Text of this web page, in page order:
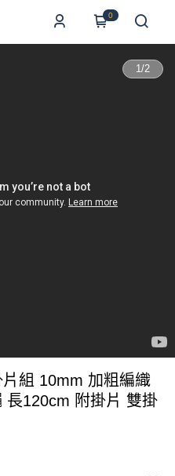
0
1/2
組 10mm 加粗編織
長120cm 附掛片 雙掛